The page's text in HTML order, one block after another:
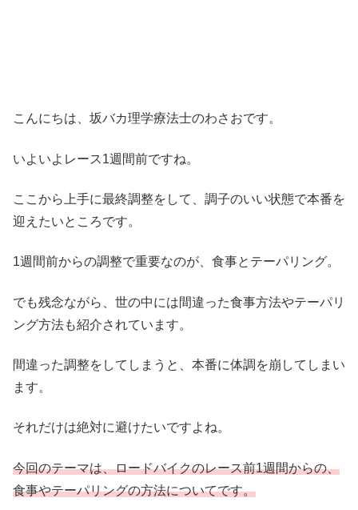
こんにちは、坂バカ理学療法士のわさおです。
いよいよレース1週間前ですね。
ここから上手に最終調整をして、調子のいい状態で本番を
迎えたいところです。
1週間前からの調整で重要なのが、食事とテーパリング。
でも残念ながら、世の中には間違った食事方法やテーパリ
ング方法も紹介されています。
間違った調整をしてしまうと、本番に体調を崩してしまい
ます。
それだけは絶対に避けたいですよね。
今回のテーマは、ロードバイクのレース前1週間からの、
食事やテーパリングの方法についてです。